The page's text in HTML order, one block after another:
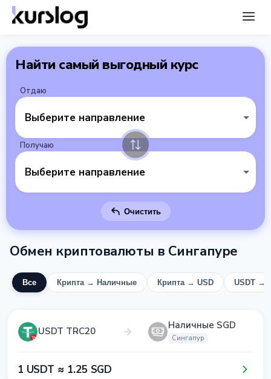
Найти самый выгодный курс
Отдаю
Выберите направление
Получаю
Выберите направление
Очистить
Обмен криптовалюты в Сингапуре
Все Крипта → Наличные Крипта → USD USDT →
USDT TRC20 Наличные SGD
Сингапур
1​ USDT ≈ 1​.2​5​ SGD